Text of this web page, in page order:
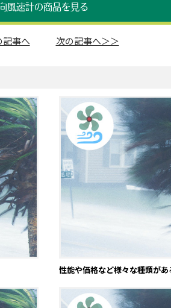
風速計の商品を見る
記事へ 次の記事へ＞＞
性能や価格など様々な種類が